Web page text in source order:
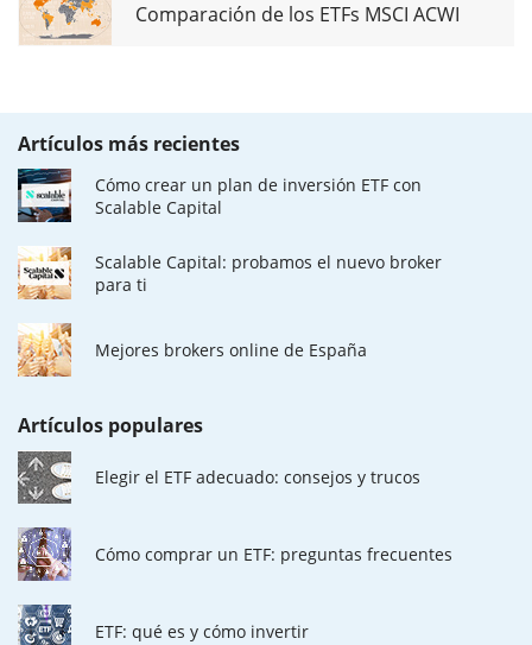
Comparación de los ETFs MSCI ACWI
Artículos más recientes
Cómo crear un plan de inversión ETF con
Scalable Capital
Scalable Capital: probamos el nuevo broker
para ti
Mejores brokers online de España
Artículos populares
Elegir el ETF adecuado: consejos y trucos
Cómo comprar un ETF: preguntas frecuentes
ETF: qué es y cómo invertir